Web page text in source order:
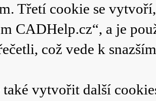
Třetí cookie se
CADHelp.cz“, a je
což vede k
vytvořit další